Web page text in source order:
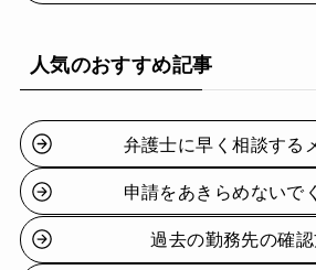
人気のおすすめ記事
弁護士に早く相談する
申請をあきらめないで
過去の勤務先の確